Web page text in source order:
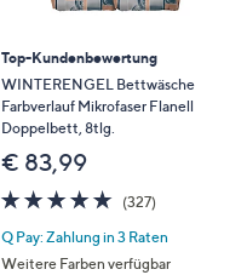
Top-Kundenbewertung
WINTERENGEL Bettwäsche
Farbverlauf Mikrofaser Flanell
Doppelbett, 8tlg.
€ 83,99
4.7
von
5
(327)327
Q Pay: Zahlung in 3 Raten
Weitere Farben verfügbar